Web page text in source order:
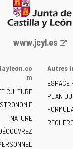
Portail
la
de
Castilla
y
León
-
www.jcyl.es
m
CULTURE
NATURE
Autres
ESPACE
PLAN